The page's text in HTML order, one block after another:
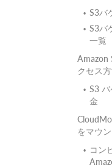
S3バ
S3バ
一覧
Amazon
クセス
S3
金
をマウ
コン